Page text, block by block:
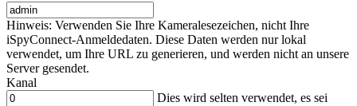
Hinweis: Verwenden Sie Ihre Kameralesezeichen, nicht Ihre
iSpyConnect-Anmeldedaten. Diese Daten werden nur lokal
verwendet, um Ihre URL zu generieren, und werden nicht an unsere
Server gesendet.
Kanal
Dies wird selten verwendet, es sei